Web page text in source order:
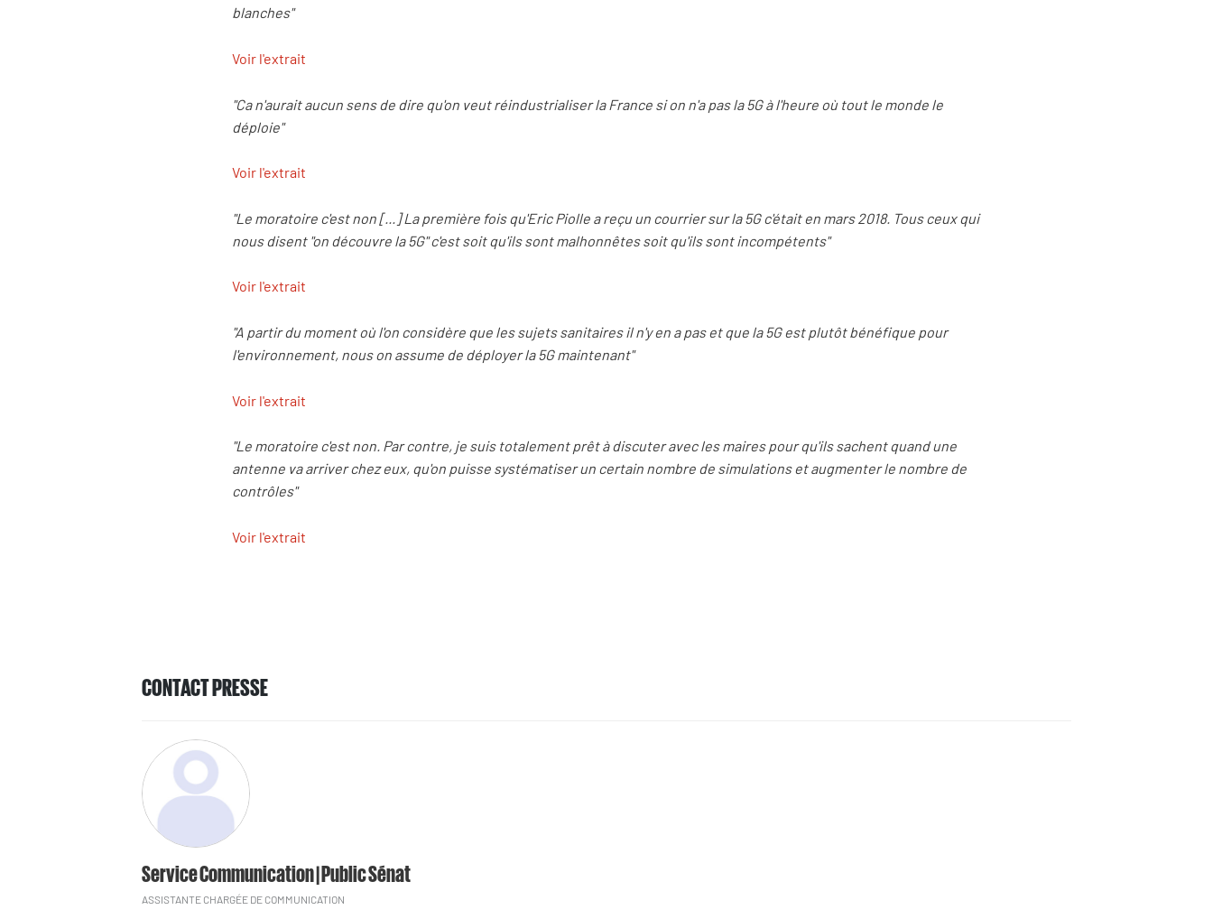
blanches"
Voir l'extrait
"Ca n'aurait aucun sens de dire qu'on veut réindustrialiser la France si on n'a pas la 5G à l'heure où tout le monde le
déploie"
Voir l'extrait
"Le moratoire c'est non [...] La première fois qu'Eric Piolle a reçu un courrier sur la 5G c'était en mars 2018. Tous ceux qui
nous disent "on découvre la 5G" c'est soit qu'ils sont malhonnêtes soit qu'ils sont incompétents"
Voir l'extrait
"A partir du moment où l'on considère que les sujets sanitaires il n'y en a pas et que la 5G est plutôt bénéfique pour
l'environnement, nous on assume de déployer la 5G maintenant"
Voir l'extrait
"Le moratoire c'est non. Par contre, je suis totalement prêt à discuter avec les maires pour qu'ils sachent quand une
antenne va arriver chez eux, qu'on puisse systématiser un certain nombre de simulations et augmenter le nombre de
contrôles"
Voir l'extrait
CONTACT PRESSE
Service Communication | Public Sénat
ASSISTANTE CHARGÉE DE COMMUNICATION